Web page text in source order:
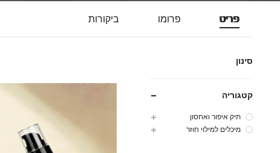
פריט פרומו ביקורות
סינון
קטגוריה
תיק איפור ואחסון
מיכלים למילוי חוזר